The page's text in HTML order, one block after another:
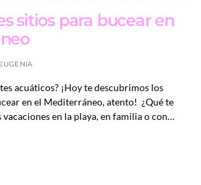
sitios para bucear en
EUGENIA
acuáticos? ¡Hoy te descubrimos los
en el Mediterráneo, atento! ¿Qué te
vacaciones en la playa, en familia o con…